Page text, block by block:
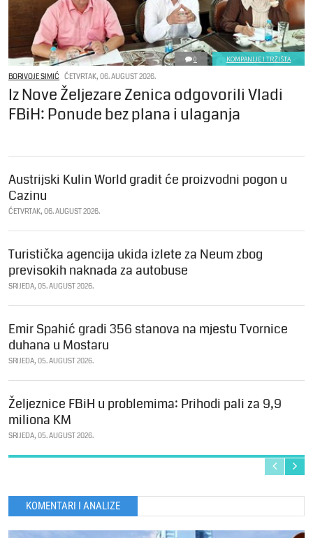
0 KOMPANIJE I TRŽIŠTA
BORIVOJE SIMIĆ ČETVRTAK, 06. AUGUST 2026.
Iz Nove Željezare Zenica odgovorili Vladi
FBiH: Ponude bez plana i ulaganja
Austrijski Kulin World gradit će proizvodni pogon u
Cazinu
ČETVRTAK, 06. AUGUST 2026.
Turistička agencija ukida izlete za Neum zbog
previsokih naknada za autobuse
SRIJEDA, 05. AUGUST 2026.
Emir Spahić gradi 356 stanova na mjestu Tvornice
duhana u Mostaru
SRIJEDA, 05. AUGUST 2026.
Željeznice FBiH u problemima: Prihodi pali za 9,9
miliona KM
SRIJEDA, 05. AUGUST 2026.
KOMENTARI I ANALIZE